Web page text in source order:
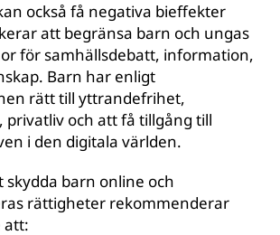
också få negativa bieffekter
att begränsa barn och ungas
för samhällsdebatt, information,
Barn har enligt
rätt till yttrandefrihet,
och att få tillgång till
i den digitala världen.
skydda barn online och
rättigheter rekommenderar
att: